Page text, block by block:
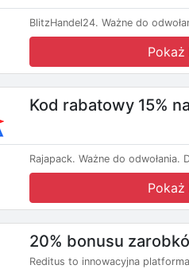
BlitzHandel24. Ważne do
Kod rabatowy 15%
Rajapack. Ważne do odwołania.
20% bonusu
Reditus to innowacyjna